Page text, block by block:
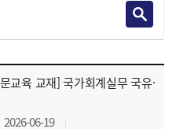
교육 교재] 국가회계실무 국유·
2026-06-19